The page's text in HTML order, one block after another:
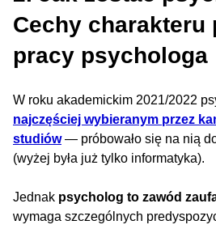
Cechy charakteru
pracy psychologa
W roku akademickim 2021/2022
najczęściej wybieranym przez
studiów— próbowało się na nią
(wyżej była już tylko informatyka).
Jednak psycholog to zawód
wymaga szczególnych